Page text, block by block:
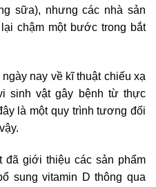
sữa), nhưng các nhà sản
chậm một bước trong bắt
nay về kĩ thuật chiếu xạ
sinh vật gây bệnh từ thực
là một quy trình tương đối
đã giới thiệu các sản phẩm
sung vitamin D thông qua